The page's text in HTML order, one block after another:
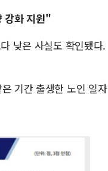
강화 지원"
낮은 사실도 확인됐다.
기간 출생한 노인 일자